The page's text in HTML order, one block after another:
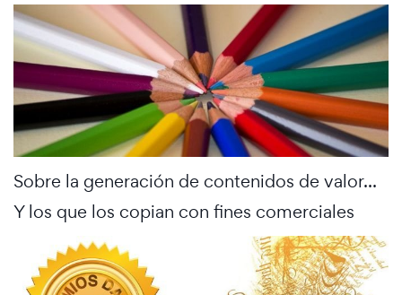
Sobre la generación de contenidos de valor...
Y los que los copian con fines comerciales